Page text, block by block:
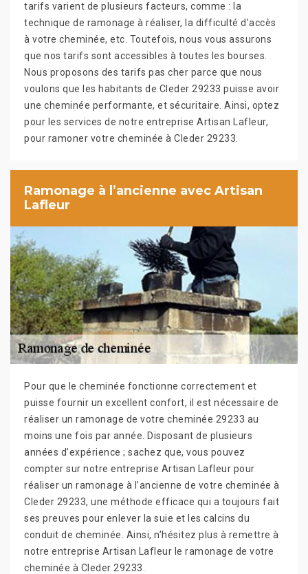
tarifs varient de plusieurs facteurs, comme : la
technique de ramonage à réaliser, la difficulté d’accès
à votre cheminée, etc. Toutefois, nous vous assurons
que nos tarifs sont accessibles à toutes les bourses.
Nous proposons des tarifs pas cher parce que nous
voulons que les habitants de Cleder 29233 puisse avoir
une cheminée performante, et sécuritaire. Ainsi, optez
pour les services de notre entreprise Artisan Lafleur,
pour ramoner votre cheminée à Cleder 29233.
Ramonage à l’ancienne avec Artisan
Lafleur
Pour que le cheminée fonctionne correctement et
puisse fournir un excellent confort, il est nécessaire de
réaliser un ramonage de votre cheminée 29233 au
moins une fois par année. Disposant de plusieurs
années d’expérience ; sachez que, vous pouvez
compter sur notre entreprise Artisan Lafleur pour
réaliser un ramonage à l’ancienne de votre cheminée à
Cleder 29233, une méthode efficace qui a toujours fait
ses preuves pour enlever la suie et les calcins du
conduit de cheminée. Ainsi, n’hésitez plus à remettre à
notre entreprise Artisan Lafleur le ramonage de votre
cheminée à Cleder 29233.